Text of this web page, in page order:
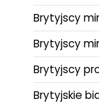
Brytyjscy
Brytyjscy
Brytyjscy
Brytyjskie